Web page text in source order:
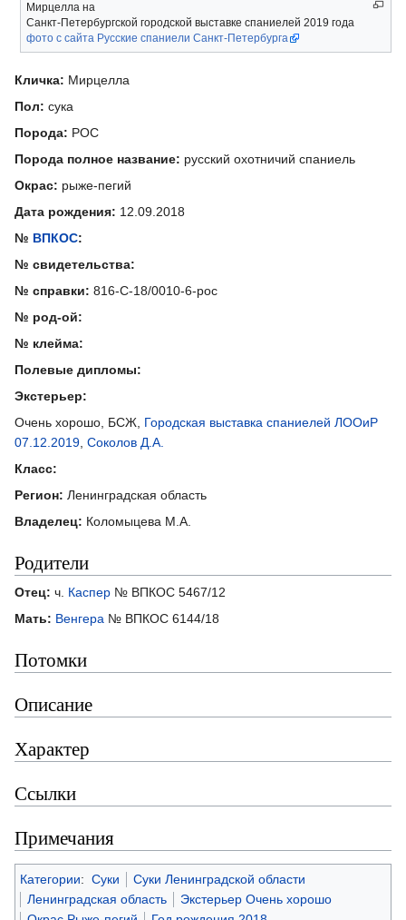
Мирцелла на
Санкт-Петербургской городской выставке спаниелей 2019 года
фото с сайта Русские спаниели Санкт-Петербурга
Кличка: Мирцелла
Пол: сука
Порода: РОС
Порода полное название: русский охотничий спаниель
Окрас: рыже-пегий
Дата рождения: 12.09.2018
№ ВПКОС:
№ свидетельства:
№ справки: 816-С-18/0010-6-рос
№ род-ой:
№ клейма:
Полевые дипломы:
Экстерьер:
Очень хорошо, БСЖ, Городская выставка спаниелей ЛООиР
07.12.2019 Соколов Д.А.
Класс:
Регион: Ленинградская область
Владелец: Коломыцева М.А.
Родители
Отец: ч. Каспер № ВПКОС 5467/12
Мать: Венгера № ВПКОС 6144/18
Потомки
Описание
Характер
Ссылки
Примечания
Категории: Суки
Суки Ленинградской области
Ленинградская область
Экстерьер Очень хорошо